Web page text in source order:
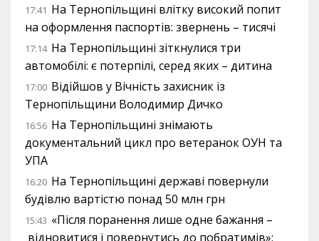
17:41 На Тернопільщині влітку високий попит
на оформлення паспортів: звернень – тисячі
17:14 На Тернопільщині зіткнулися три
автомобілі: є потерпілі, серед яких – дитина
17:00 Відійшов у Вічність захисник із
Тернопільщини Володимир Дичко
16:56 На Тернопільщині знімають
документальний цикл про ветеранок ОУН та
УПА
16:20 На Тернопільщині державі повернули
будівлю вартістю понад 50 млн грн
15:43 «Після поранення лише одне бажання –
відновитися і повернутись до побратимів»: